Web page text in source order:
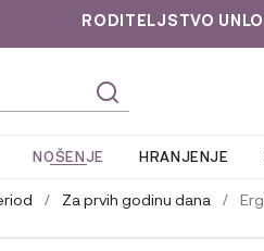
RODITELJSTVO
NOŠENJE HRANJENJE
/ Za prvih godinu dana /